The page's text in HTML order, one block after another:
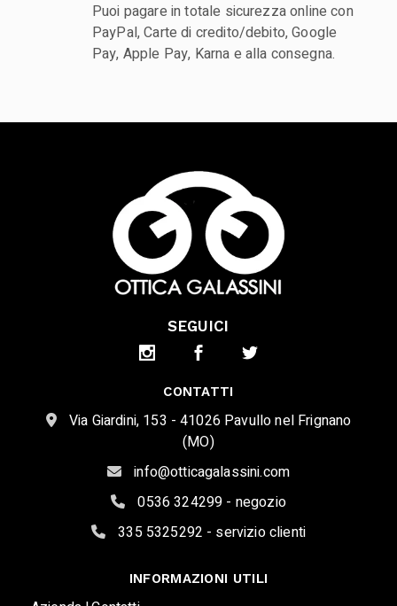
Puoi pagare in totale sicurezza online con
PayPal, Carte di credito/debito, Google
Pay, Apple Pay, Karna e alla consegna.
SEGUICI
CONTATTI
Via Giardini, 153 - 41026 Pavullo nel Frignano
(MO)
info@otticagalassini.com
0536 324299 - negozio
335 5325292 - servizio clienti
INFORMAZIONI UTILI